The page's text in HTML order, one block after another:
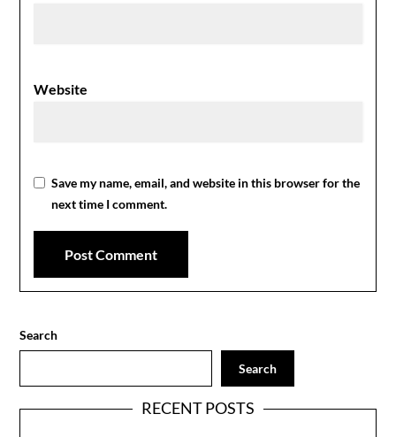
Website
Save my name, email, and website in this browser for the
next time I comment.
Search
Search
RECENT POSTS